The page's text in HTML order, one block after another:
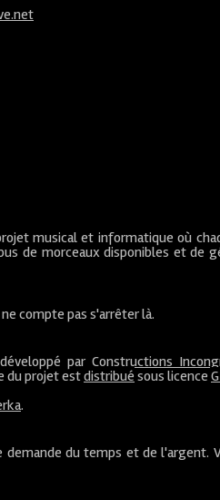
musical et informatique où
de morceaux disponibles et de
compte pas s'arrêter là.
parConstructions
du projet estdistribué sous licence
.
du temps et de l'argent.